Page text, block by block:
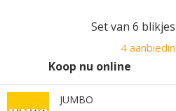
Set van 6
4
Koop nu online
JUMBO